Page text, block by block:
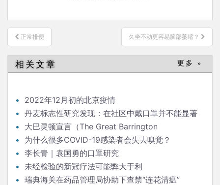
文
章
导
航
正常排便 久坐不动更容易脑部萎缩？
相关文章 更多 »
2022年12月初的北京疫情
丹麦标志性研究发现：在社区中戴口罩并不能显著
降低（新冠）感染率
大巴灵顿宣言（The Great Barrington
Declaration）
为什么很多COVID-19感染者会失去嗅觉？
李长青｜袁国勇的口罩研究
未经检验的新冠疗法可能弊大于利
瑞典海关在药品管理局协助下查禁“连花清瘟”